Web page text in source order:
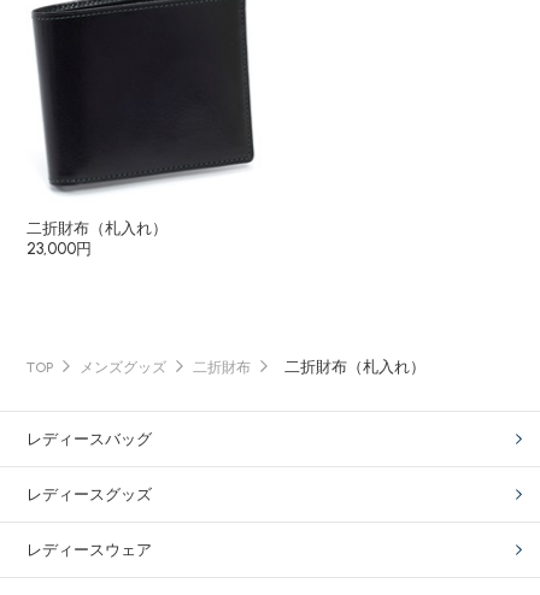
二折財布（札入れ）
23,000円
TOP メンズグッズ 二折財布 二折財布（札入れ）
レディースバッグ
レディースグッズ
レディースウェア